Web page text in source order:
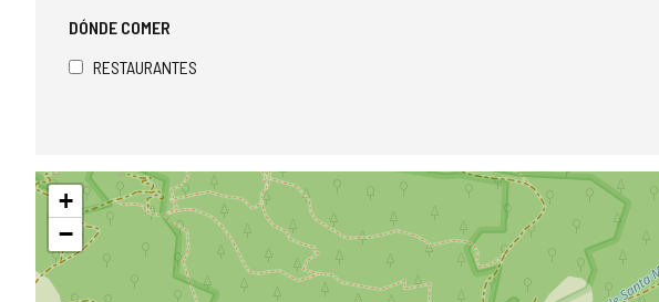
DÓNDE COMER
RESTAURANTES
Saltar
mapa
+
−